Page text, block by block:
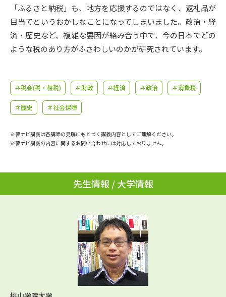
学問発見 学問検索
大学で学びたい学問発見
学問の教科書
ユーザーサポート
受付内容・発送状況の確認
テレメール進学カタログ
訂正のご案内
「ふるさと納税」も、地方を応援するのではなく、返礼品が
目当てというおかしなことになってしまいました。政治・経
済・歴史など、複雑な要因が絡み合う中で、今の日本でどの
ような税のあり方がふさわしいのかが研究されています。
＃税金(税・租税) ＃財政 ＃経済 ＃政治 ＃消費税
＃歴史 ＃社会保障
※夢ナビ講義は各講師の見解にもとづく講義内容としてご理解ください。
※夢ナビ講義の内容に関するお問い合わせには対応しておりません。
先生情報 / 大学情報